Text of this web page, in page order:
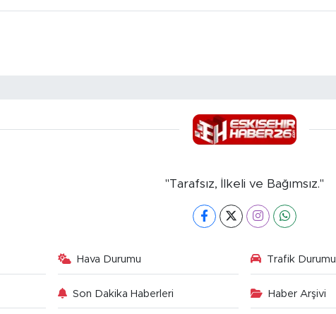
"Tarafsız, İlkeli ve Bağımsız."
Hava Durumu Trafik Durumu
Son Dakika Haberleri Haber Arşivi